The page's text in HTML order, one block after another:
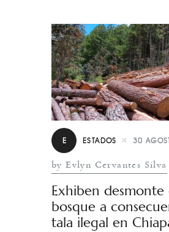
E ESTADOS 30
by Evlyn Cervantes Silva
Exhiben desmonte
bosque a
tala ilegal en